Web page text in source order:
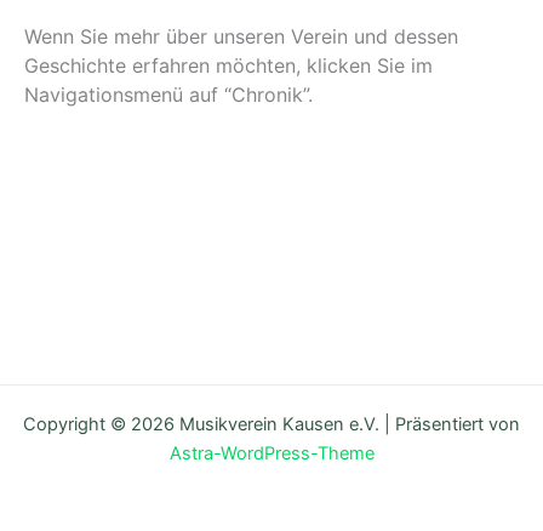
Wenn Sie mehr über unseren Verein und dessen
Geschichte erfahren möchten, klicken Sie im
Navigationsmenü auf “Chronik”.
Copyright © 2026 Musikverein Kausen e.V. | Präsentiert von
Astra-WordPress-Theme